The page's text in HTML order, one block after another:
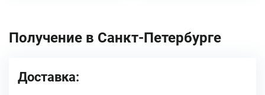
Получение в Санкт-Петербурге
Доставка: